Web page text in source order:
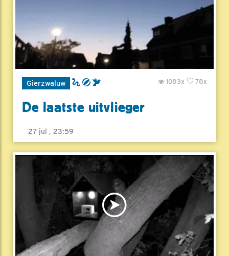
Gierzwaluw 78x
1083x
De laatste uitvlieger
27 jul , 23:59